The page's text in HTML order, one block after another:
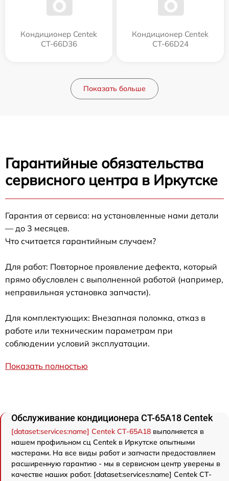
Кондиционер Centek
CT-66D36
Кондиционер Centek
CT-66D24
Показать больше
Гарантийные обязательства
сервисного центра в Иркутске
Гарантия от сервиса: на установленные нами детали
— до 3 месяцев.
Что считается гарантийным случаем?
Для работ: Повторное проявление дефекта, который
прямо обусловлен с выполненной работой (например,
неправильная установка запчасти).
Для комплектующих: Внезапная поломка, отказ в
работе или техническим параметрам при
соблюдении условий эксплуатации.
Показать полностью
Обслуживание кондиционера CT-65A18 Centek
[dataset:services:name] Centek CT-65A18 выполняется в
нашем профильном сц Centek в Иркутске опытными
мастерами. На все виды работ и запчасти предоставляем
расширенную гарантию - мы в сервисном центр уверены в
качестве наших работ. [dataset:services:name] Centek CT-